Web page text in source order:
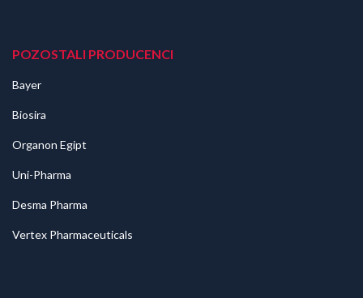
POZOSTALI PRODUCENCI
Bayer
Biosira
Organon Egipt
Uni-Pharma
Desma Pharma
Vertex Pharmaceuticals